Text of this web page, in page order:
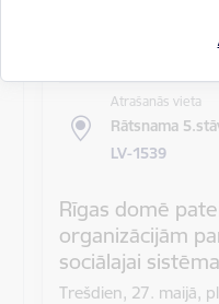
Atrašanās vieta
Rātsnama
LV-1539
Rīgas domē
organizācijām
sociālajai
Trešdien, 27. maijā,